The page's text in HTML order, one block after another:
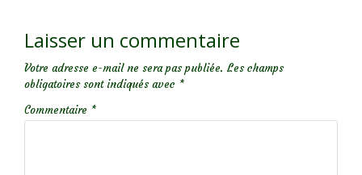
Laisser un commentaire
Votre adresse e-mail ne sera pas publiée. Les champs
obligatoires sont indiqués avec *
Commentaire *